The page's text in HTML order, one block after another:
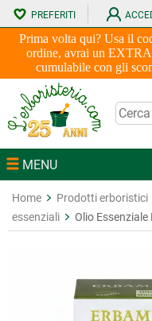
Prima volta qui? Usa il
ordine, avrai un
cumulabile con gli
PREFERITI
MENU
Home Prodotti erboristici
essenziali
Olio